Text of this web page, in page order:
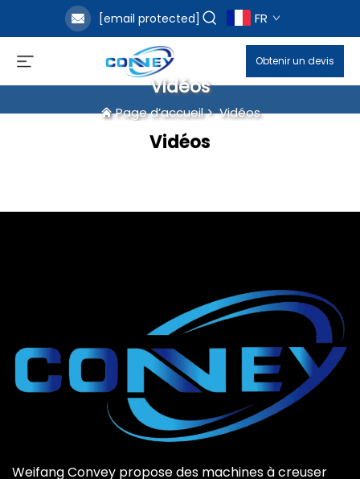
[email protected] FR
Obtenir un devis
Vidéos
Page d’accueil>Vidéos
Vidéos
Weifang Convey propose des machines à creuser